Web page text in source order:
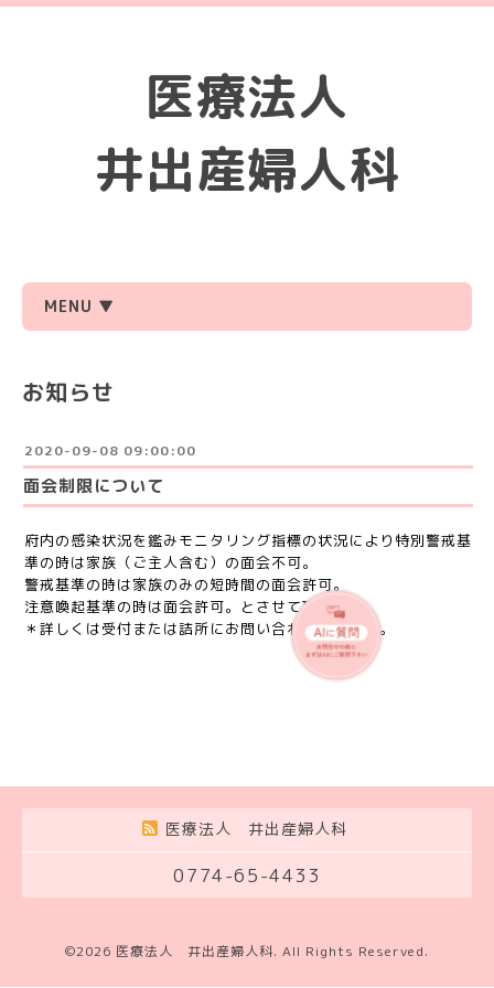
医療法人
井出産婦人科
MENU ▼
お知らせ
2020-09-08 09:00:00
面会制限について
府内の感染状況を鑑みモニタリング指標の状況により特別警戒基
準の時は家族（ご主人含む）の面会不可。
警戒基準の時は家族のみの短時間の面会許可。
注意喚起基準の時は面会許可。とさせて頂きます。
＊詳しくは受付または詰所にお問い合わせください。
医療法人 井出産婦人科
0774-65-4433
©2026 医療法人 井出産婦人科. All Rights Reserved.